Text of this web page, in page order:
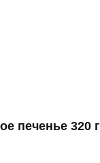
печенье 320 г